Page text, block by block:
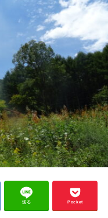
送る Pocket